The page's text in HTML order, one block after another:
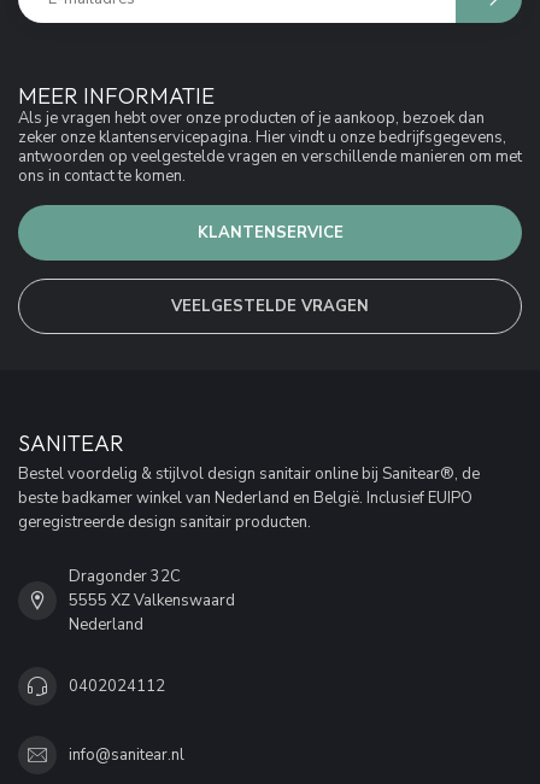
MEER INFORMATIE
Als je vragen hebt over onze producten of je aankoop, bezoek dan
zeker onze klantenservicepagina. Hier vindt u onze bedrijfsgegevens,
antwoorden op veelgestelde vragen en verschillende manieren om met
ons in contact te komen.
KLANTENSERVICE
VEELGESTELDE VRAGEN
SANITEAR
Bestel voordelig & stijlvol design sanitair online bij Sanitear®, de
beste badkamer winkel van Nederland en België. Inclusief EUIPO
geregistreerde design sanitair producten.
Dragonder 32C
5555 XZ Valkenswaard
Nederland
0402024112
info@sanitear.nl